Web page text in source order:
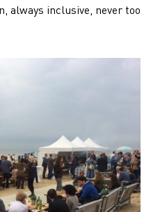
always inclusive, never too